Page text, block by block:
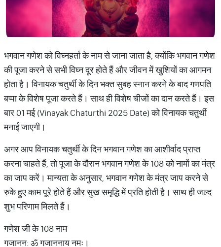
भगवान गणेश को विघ्नहर्ता के नाम से जाना जाता है, क्योंकि भगवान गणेश
की पूजा करने से सभी विघ्न दूर होते हैं और जीवन में खुशियों का आगमन
होता है। विनायक चतुर्थी के दिन भक्त सुबह स्नान करने के बाद गणपति
बप्पा के विशेष पूजा करते हैं। साथ ही विशेष चीजों का दान करते हैं। इस
बार 01 मई (Vinayak Chaturthi 2025 Date) को विनायक चतुर्थी
मनाई जाएगी।
अगर आप विनायक चतुर्थी के दिन भगवान गणेश का आशीर्वाद प्राप्त
करना चाहते हैं, तो पूजा के दौरान भगवान गणेश के 108 को नामों का मंत्र
का जाप करें। मान्यता के अनुसार, भगवान गणेश के मंत्र जाप करने से
रुके हुए काम पूरे होते हैं और सुख समृद्धि में प्रति होती है। साथ ही जल्द
शुभ परिणाम मिलते हैं।
गणेश जी के 108 नाम
गजानन: ॐ गजाननाय नमः।